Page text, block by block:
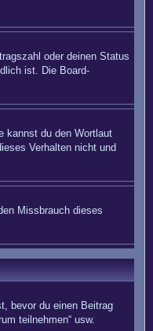
oder deinen Status
ist. Die Board-
kannst du den Wortlaut
Verhalten nicht und
Missbrauch dieses
bevor du einen Beitrag
teilnehmen“ usw.